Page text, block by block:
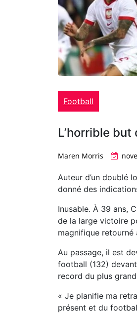
Football
L’horrible
Maren Morris
Auteur d’un doublé
donné des
Inusable. À 39 ans,
de la large victoire
magnifique retourné
Au passage, il est
football (132) devant
record du plus
« Je planifie ma
présent et du